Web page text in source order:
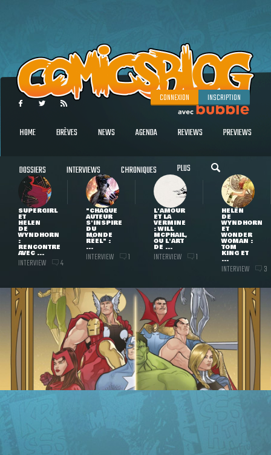
CONNEXION INSCRIPTION
HOME BRÈVES NEWS AGENDA REVIEWS PREVIEWS
DOSSIERS INTERVIEWS CHRONIQUES PLUS
SUPERGIRL
ET
HELEN
DE
WYNDHORN
:
RENCONTRE
AVEC ...
INTERVIEW 4
"CHAQUE
AUTEUR
S'INSPIRE
DU
MONDE
RÉEL" :
...
INTERVIEW 1
L'AMOUR
ET LA
VERMINE
: WILL
MCPHAIL,
OU L'ART
DE ...
INTERVIEW 1
HELEN
DE
WYNDHORN
ET
WONDER
WOMAN :
TOM
KING ET
...
INTERVIEW 3